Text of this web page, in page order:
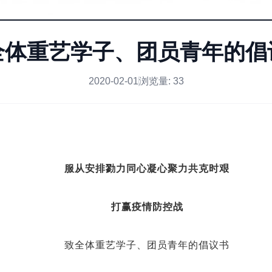
重艺学子、团员青年的
2020-02-01浏览量: 33
服从安排勠力同心凝心聚力共克时艰
打赢疫情防控战
致全体重艺学子、团员青年的倡议书